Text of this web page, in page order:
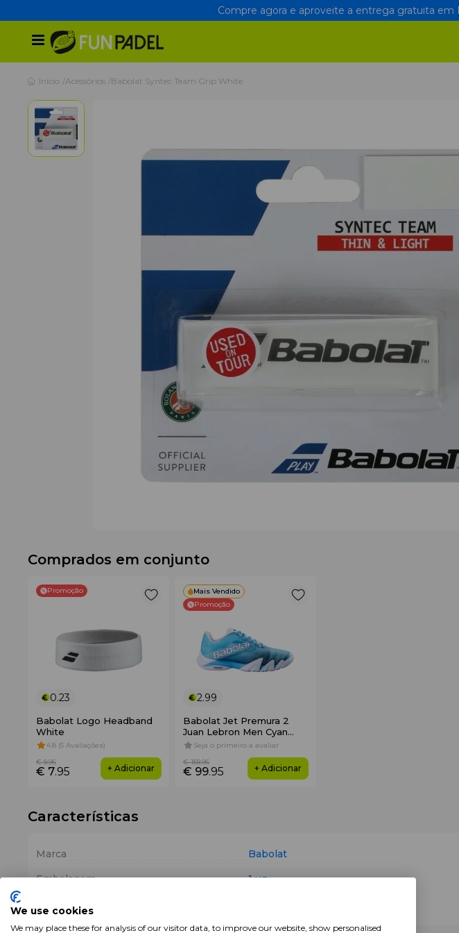
Compre agora e aproveite a entrega gratuita
Início Acessórios Babolat Syntec Team Grip White
Comprados em conjunto
Promoção
0.23
Babolat Logo Headband
White
4.8 (5 Avaliações)
€ 7.95
€ 9.95
+ Adicionar
Mais Vendido
Promoção
2.99
Babolat Jet Premura 2
Juan Lebron Men Cyan
BlueSeja o primeiro a avaliar
€ 99.95
€ 159.95
+ Adicionar
Características
Marca Babolat
Embalagem
1 un
Produtos
We use cookies
We may place these for analysis of our visitor data, to improve our website, show personalised